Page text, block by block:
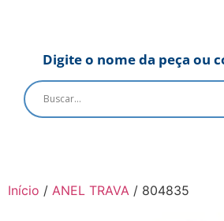
Digite o nome da peça ou
Início / ANEL TRAVA / 804835